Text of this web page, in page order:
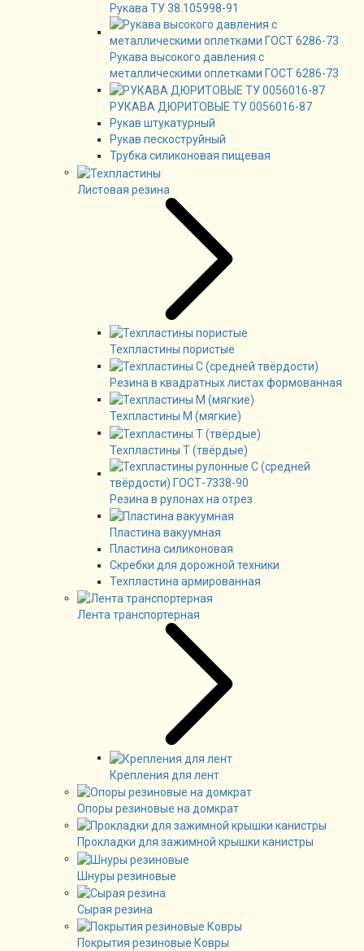
Рукава ТУ 38.105998-91
Рукава высокого давления с
металлическими оплетками ГОСТ 6286-73
РУКАВА ДЮРИТОВЫЕ ТУ 0056016-87
Рукав штукатурный
Рукав пескоструйный
Трубка силиконовая пищевая
Листовая резина
Техпластины пористые
Резина в квадратных листах формованная
Техпластины М (мягкие)
Техпластины Т (твёрдые)
Резина в рулонах на отрез
Пластина вакуумная
Пластина силиконовая
Скребки для дорожной техники
Техпластина армированная
Лента транспортерная
Крепления для лент
Опоры резиновые на домкрат
Прокладки для зажимной крышки канистры
Шнуры резиновые
Сырая резина
Покрытия резиновые Ковры